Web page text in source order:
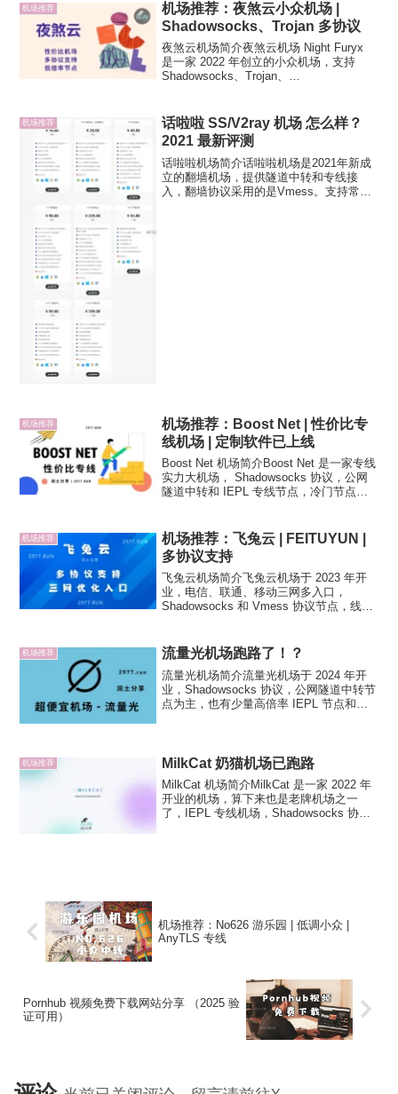
机场推荐
机场推荐：夜煞云小众机场 |
Shadowsocks、Trojan 多协议
夜煞云机场简介夜煞云机场 Night Furyx
是一家 2022 年创立的小众机场，支持
Shadowsocks、Trojan、
入口，性价比机场之一，解...
机场推荐
话啦啦 SS/V2ray 机场 怎么样？
2021 最新评测
话啦啦机场简介话啦啦机场是2021年新成
立的翻墙机场，提供隧道中转和专线接
入，翻墙协议采用的是Vmess。支持常见
机场推荐
机场推荐：Boost Net | 性价比专
线机场 | 定制软件已上线
Boost Net 机场简介Boost Net 是一家专线
实力大机场， Shadowsocks 协议，公网
隧道中转和 IEPL 专线节点，冷门节点为
机场推荐
机场推荐：飞兔云 | FEITUYUN |
多协议支持
飞兔云机场简介飞兔云机场于 2023 年开
业，电信、联通、移动三网多入口，
Shadowsocks 和 Vmess 协议节点，线路
体解锁、TikT...
机场推荐 流量光机场跑路了！？
流量光机场简介流量光机场于 2024 年开
业，Shadowsocks 协议，公网隧道中转节
点为主，也有少量高倍率 IEPL 节点和
机场推荐 MilkCat 奶猫机场已跑路
MilkCat 机场简介MilkCat 是一家 2022 年
开业的机场，算下来也是老牌机场之一
了，IEPL 专线机场，Shadowsocks 协议
机场推荐：No626 游乐园 | 低调小众 |
AnyTLS 专线
Pornhub 视频免费下载网站分享 （2025 验
证可用）